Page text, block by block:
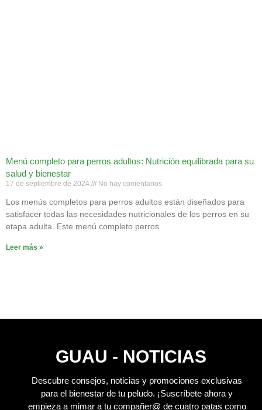
Menú completo para perros adultos: Nutrición equilibrada para su
salud y bienestar
17 de septiembre de 2024 No hay comentarios
Los menús completos para perros adultos están diseñados para
satisfacer todas las necesidades nutricionales de los perros en su
etapa adulta. Este menú completo perros
Leer más »
GUAU - NOTICIAS
Descubre consejos, noticias y promociones exclusivas
para el bienestar de tu peludo. ¡Suscríbete ahora y
empieza a mimar a tu compañer@ de cuatro patas como